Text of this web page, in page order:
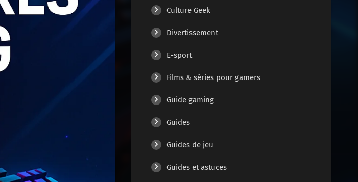
Culture Geek
Divertissement
E-sport
Films & séries pour gamers
Guide gaming
Guides
Guides de jeu
Guides et astuces